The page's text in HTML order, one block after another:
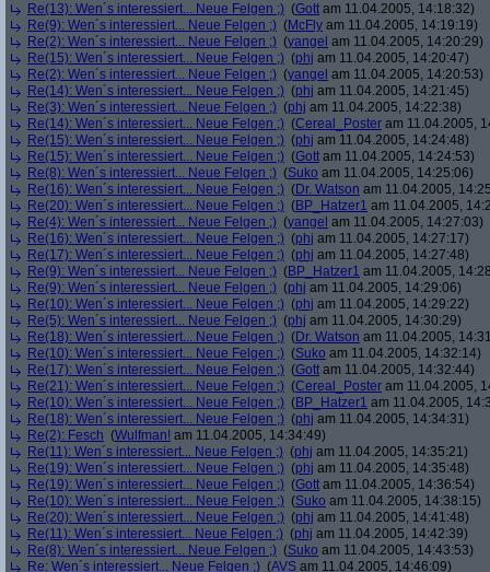
Re(13): Wen´s interessiert... Neue Felgen ;) (Gott am 11.04.2005, 14:18:32)
Re(9): Wen´s interessiert... Neue Felgen ;) (McFly am 11.04.2005, 14:19:19)
Re(2): Wen´s interessiert... Neue Felgen ;) (yangel am 11.04.2005, 14:20:29)
Re(15): Wen´s interessiert... Neue Felgen ;) (phj am 11.04.2005, 14:20:47)
Re(2): Wen´s interessiert... Neue Felgen ;) (yangel am 11.04.2005, 14:20:53)
Re(14): Wen´s interessiert... Neue Felgen ;) (phj am 11.04.2005, 14:21:45)
Re(3): Wen´s interessiert... Neue Felgen ;) (phj am 11.04.2005, 14:22:38)
Re(14): Wen´s interessiert... Neue Felgen ;) (Cereal_Poster am 11.04.2005,
Re(15): Wen´s interessiert... Neue Felgen ;) (phj am 11.04.2005, 14:24:48)
Re(15): Wen´s interessiert... Neue Felgen ;) (Gott am 11.04.2005, 14:24:53)
Re(8): Wen´s interessiert... Neue Felgen ;) (Suko am 11.04.2005, 14:25:06)
Re(16): Wen´s interessiert... Neue Felgen ;) (Dr. Watson am 11.04.2005,
Re(20): Wen´s interessiert... Neue Felgen ;) (BP_Hatzer1 am 11.04.2005,
Re(4): Wen´s interessiert... Neue Felgen ;) (yangel am 11.04.2005, 14:27:03)
Re(16): Wen´s interessiert... Neue Felgen ;) (phj am 11.04.2005, 14:27:17)
Re(17): Wen´s interessiert... Neue Felgen ;) (phj am 11.04.2005, 14:27:48)
Re(9): Wen´s interessiert... Neue Felgen ;) (BP_Hatzer1 am 11.04.2005,
Re(9): Wen´s interessiert... Neue Felgen ;) (phj am 11.04.2005, 14:29:06)
Re(10): Wen´s interessiert... Neue Felgen ;) (phj am 11.04.2005, 14:29:22)
Re(5): Wen´s interessiert... Neue Felgen ;) (phj am 11.04.2005, 14:30:29)
Re(18): Wen´s interessiert... Neue Felgen ;) (Dr. Watson am 11.04.2005,
Re(10): Wen´s interessiert... Neue Felgen ;) (Suko am 11.04.2005, 14:32:14)
Re(17): Wen´s interessiert... Neue Felgen ;) (Gott am 11.04.2005, 14:32:44)
Re(21): Wen´s interessiert... Neue Felgen ;) (Cereal_Poster am 11.04.2005,
Re(10): Wen´s interessiert... Neue Felgen ;) (BP_Hatzer1 am 11.04.2005,
Re(18): Wen´s interessiert... Neue Felgen ;) (phj am 11.04.2005, 14:34:31)
Re(2): Fesch (Wulfman! am 11.04.2005, 14:34:49)
Re(11): Wen´s interessiert... Neue Felgen ;) (phj am 11.04.2005, 14:35:21)
Re(19): Wen´s interessiert... Neue Felgen ;) (phj am 11.04.2005, 14:35:48)
Re(19): Wen´s interessiert... Neue Felgen ;) (Gott am 11.04.2005, 14:36:54)
Re(10): Wen´s interessiert... Neue Felgen ;) (Suko am 11.04.2005, 14:38:15)
Re(20): Wen´s interessiert... Neue Felgen ;) (phj am 11.04.2005, 14:41:48)
Re(11): Wen´s interessiert... Neue Felgen ;) (phj am 11.04.2005, 14:42:39)
Re(8): Wen´s interessiert... Neue Felgen ;) (Suko am 11.04.2005, 14:43:53)
Re: Wen´s interessiert... Neue Felgen ;) (AVS am 11.04.2005, 14:46:09)